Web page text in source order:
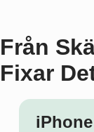
Från
Fixar